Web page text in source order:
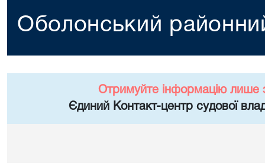
Оболонський
Отримуйте інформацію лише
Єдиний Контакт-центр судової